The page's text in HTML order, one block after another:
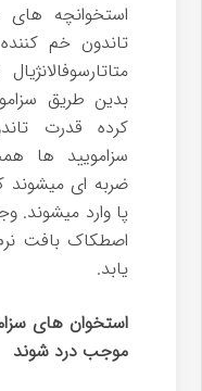
استخوانچه
تاندون خم
بدین طریق
کرده قدرت
سزامویید ها
ضربه ای میشوند
پا وارد میشوند.
اصطکاک بافت
یابد.
استخوان های
موجب درد شوند